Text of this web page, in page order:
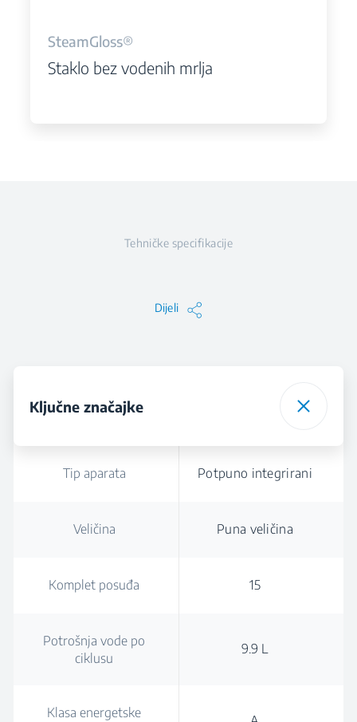
SteamGloss®
Staklo bez vodenih mrlja
Tehničke specifikacije
Dijeli
Ključne značajke
Tip aparata Potpuno integrirani
Veličina Puna veličina
Komplet posuđa 15
Potrošnja vode po
ciklusu
9.9 L
Klasa energetske